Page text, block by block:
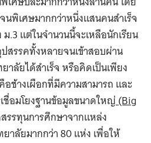
นพิเศษมากกว่าหนึ่งแสนคนสำเร็จ
.3 แต่ในจำนวนนี้จะเหลือนักเรียน
รรคทั้งหลายจนเข้าสอบผ่าน
าลัยได้สำเร็จ หรือคิดเป็นเพียง
อช้างเผือกที่มีความสามารถ และ
ชื่อมโยงฐานข้อมูลขนาดใหญ่(Big
รรทุนการศึกษาจากแหล่ง
าลัยมากกว่า 80 แห่ง เพื่อให้